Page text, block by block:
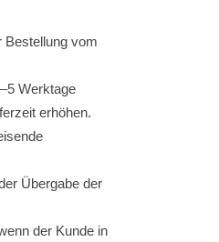
Bestellung vom
Werktage
erhöhen.
Übergabe der
der Kunde in